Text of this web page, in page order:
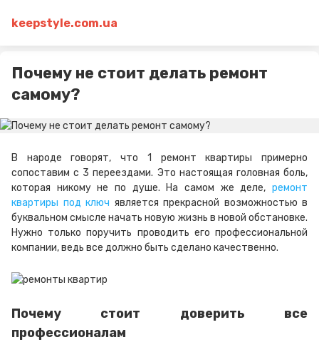
keepstyle.com.ua
Почему не стоит делать ремонт
самому?
В народе говорят,что 1 ремонт квартирыпримерно
сопоставим с 3 переездами. Это настоящая головная боль,
которая никому не по душе. На самом же деле, ремонт
квартиры под ключ является прекрасной возможностью в
буквальном смысле начать новую жизнь в новой обстановке.
Нужно только поручить проводить его профессиональной
компании, ведь все должно быть сделано качественно.
Почему стоит доверить все
профессионалам